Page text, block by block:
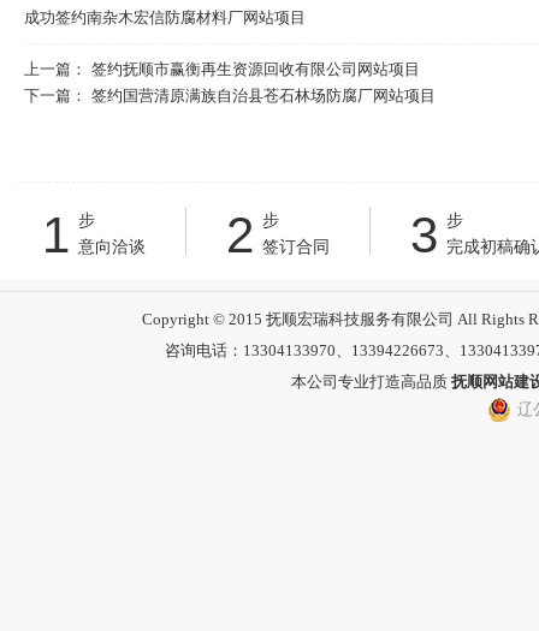
成功签约南杂木宏信防腐材料厂网站项目
上一篇： 签约抚顺市赢衡再生资源回收有限公司网站项目
下一篇： 签约国营清原满族自治县苍石林场防腐厂网站项目
1 步
意向洽谈
2 步
签订合同
3 步
完成初稿确
Copyright © 2015 抚顺宏瑞科技服务有限公司 All Rights
咨询电话：13304133970、13394226673、
本公司专业打造高品质 抚顺网站建
辽